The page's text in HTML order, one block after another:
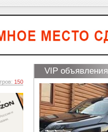
150
VIP объявления